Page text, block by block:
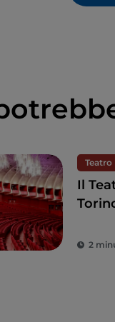
Teatro
Il
2